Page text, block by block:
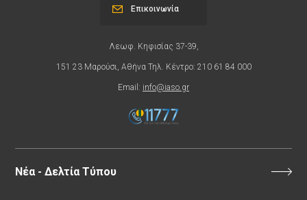
Λεωφ. Κηφισίας 37-39,
151 23 Μαρούσι, Αθήνα Τηλ. Κέντρο: 210 61 84 000
Email: info@iaso.gr
Επικοινωνία
Νέα - Δελτία Τύπου